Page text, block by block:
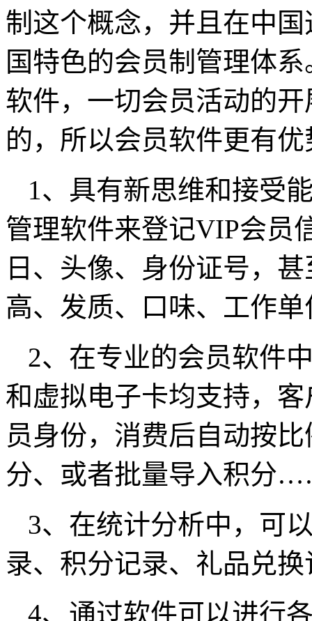
制这个概念，并且在中
国特色的会员制管理体
软件，一切会员活动的
的，所以会员软件更有优
1、具有新思维和接受
管理软件来登记VIP会员
日、头像、身份证号，
高、发质、口味、工作
2、在专业的会员软件
和虚拟电子卡均支持，
员身份，消费后自动按
分、或者批量导入积分
3、在统计分析中，可
录、积分记录、礼品兑
4、通过软件可以进行